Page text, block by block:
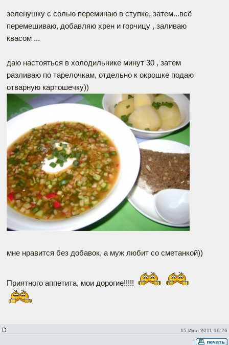
зеленушку с солью переминаю в ступке, затем...всё
перемешиваю, добавляю хрен и горчицу , заливаю
квасом ...
даю настояться в холодильнике минут 30 , затем
разливаю по тарелочкам, отдельно к окрошке подаю
отварную картошечку))
мне нравится без добавок, а муж любит со сметанкой))
Приятного аппетита, мои дорогие!!!!!
15 Июл 2011 16:26